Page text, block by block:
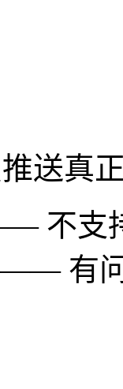
送真
不支
有